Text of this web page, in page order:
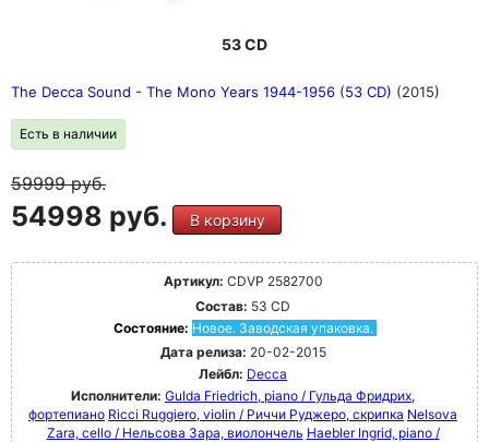
53 CD
The Decca Sound - The Mono Years 1944-1956 (53 CD) (2015)
Есть в наличии
59999руб.
54998 руб. В корзину
Артикул: CDVP 2582700
Состав: 53 CD
Состояние: Новое. Заводская упаковка.
Дата релиза: 20-02-2015
Лейбл: Decca
Исполнители: Gulda Friedrich, piano / Гульда Фридрих,
фортепиано Ricci Ruggiero, violin / Риччи Руджеро, скрипка Nelsova
Zara, cello / Нельсова Зара, виолончель Haebler Ingrid, piano /